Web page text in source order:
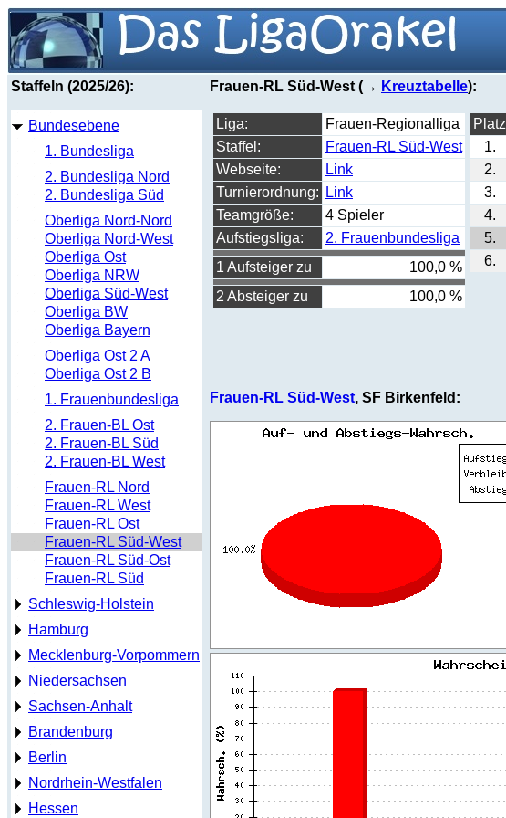
Staffeln (2025/26):
Bundesebene
1. Bundesliga
2. Bundesliga Nord
2. Bundesliga Süd
Oberliga Nord-Nord
Oberliga Nord-West
Oberliga Ost
Oberliga NRW
Oberliga Süd-West
Oberliga BW
Oberliga Bayern
Oberliga Ost 2 A
Oberliga Ost 2 B
1. Frauenbundesliga
2. Frauen-BL Ost
2. Frauen-BL Süd
2. Frauen-BL West
Frauen-RL Nord
Frauen-RL West
Frauen-RL Ost
Frauen-RL Süd-West
Frauen-RL Süd-Ost
Frauen-RL Süd
Schleswig-Holstein
Hamburg
Mecklenburg-Vorpommern
Niedersachsen
Sachsen-Anhalt
Brandenburg
Berlin
Nordrhein-Westfalen
Hessen
Frauen-RL Süd-West (→ Kreuztabelle):
Liga:
Frauen-Regionalliga
Staffel:
Frauen-RL Süd-West
Webseite:
Link
Turnierordnung:
Link
Teamgröße:
4 Spieler
Aufstiegsliga:
2. Frauenbundesliga
1 Aufsteiger zu
100,0 %
2 Absteiger zu
100,0 %
Platz
1.
2.
3.
4.
5.
6.
Frauen-RL Süd-West, SF Birkenfeld: